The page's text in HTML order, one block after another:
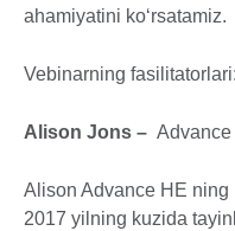
ahamiyatini ko‘rsatamiz.
Vebinarning fasilitatorlari:
Alison Jons –
Alison Advance HE
2017 yilning kuzida